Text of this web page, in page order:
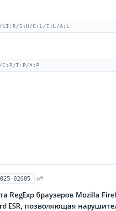
UI:R/S:U/C:L/I:L/A:L
C:P/I:P/A:P
02605
RegExp браузеров Mozilla
ESR, позволяющая